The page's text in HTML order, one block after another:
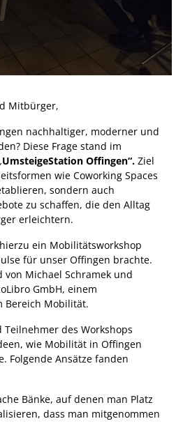
Mitbürger,
nachhaltiger, moderner und
Diese Frage stand im
UmsteigeStation Offingen“. Ziel
wie Coworking Spaces
sondern auch
zu schaffen, die den Alltag
erleichtern.
ein Mobilitätsworkshop
für unser Offingen brachte.
Michael Schramek und
GmbH, einem
Bereich Mobilität.
des Workshops
wie Mobilität in Offingen
Folgende Ansätze fanden
Bänke, auf denen man Platz
dass man mitgenommen